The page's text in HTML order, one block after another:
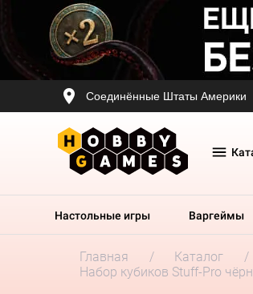
Соединённые Штаты Америки
Настольные игры Варгеймы
Главная Каталог
Набор кубиков Stuff-Pro